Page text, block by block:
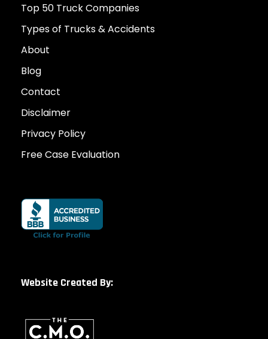
Top 50 Truck Companies
Types of Trucks & Accidents
About
Blog
Contact
Disclaimer
Privacy Policy
Free Case Evaluation
Website Created By: